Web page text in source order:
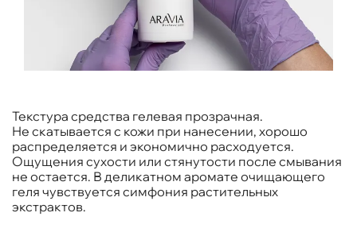
Текстура средства гелевая прозрачная.
Не скатывается с кожи при нанесении, хорошо
распределяется и экономично расходуется.
Ощущения сухости или стянутости после смывания
не остается. В деликатном аромате очищающего
геля чувствуется симфония растительных
экстрактов.